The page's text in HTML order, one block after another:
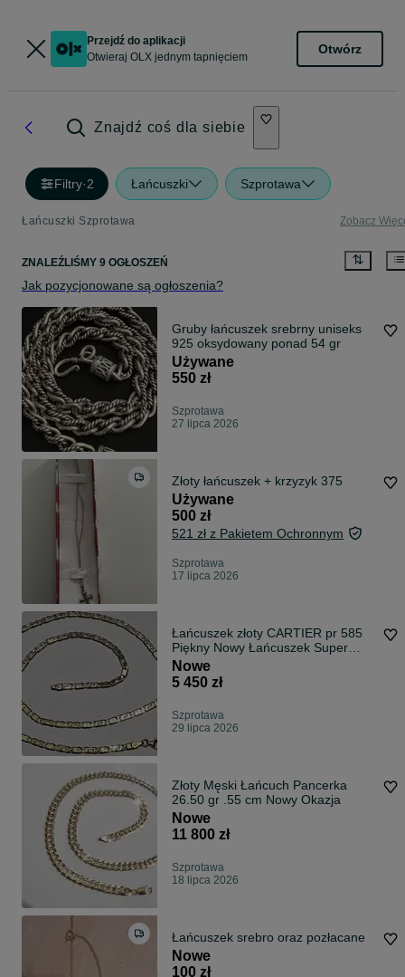
Przejdź do aplikacji
Otwieraj OLX jednym tapnięciem
Otwórz
Znajdź coś dla siebie
Filtry·2 Łańcuszki Szprotawa
Łańcuszki Szprotawa Zobacz
ZNALEŹLIŚMY 9 OGŁOSZEŃ
Jak pozycjonowane są ogłoszenia?
Gruby łańcuszek srebrny uniseks
925 oksydowany ponad 54 gr
Używane
550 zł
Szprotawa
27 lipca 2026
Złoty łańcuszek + krzyzyk 375
Używane
500 zł
521 zł z Pakietem Ochronnym
Szprotawa
17 lipca 2026
Łańcuszek złoty CARTIER pr 585
Piękny Nowy Łańcuszek Super
Cena
Nowe
5 450 zł
Szprotawa
29 lipca 2026
Złoty Męski Łańcuch Pancerka
26.50 gr .55 cm Nowy Okazja
Nowe
11 800 zł
Szprotawa
18 lipca 2026
Łańcuszek srebro oraz pozłacane
Nowe
100 zł